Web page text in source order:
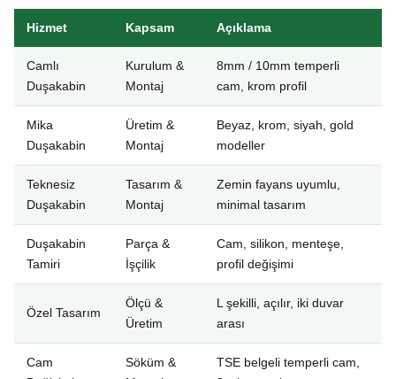
Hizmet Kapsam Açıklama
Camlı
Duşakabin
Kurulum &
Montaj
8mm / 10mm temperli
cam, krom profil
Mika
Duşakabin
Üretim &
Montaj
Beyaz, krom, siyah, gold
modeller
Teknesiz
Duşakabin
Tasarım &
Montaj
Zemin fayans uyumlu,
minimal tasarım
Duşakabin
Tamiri
Parça &
İşçilik
Cam, silikon, menteşe,
profil değişimi
Özel Tasarım
Ölçü &
Üretim
L şekilli, açılır, iki duvar
arası
Cam
Söküm &
TSE belgeli temperli cam,